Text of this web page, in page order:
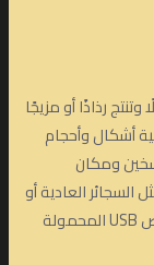
رذاذًا أو مزيجًا
أشكال وأحجام
ومكان
السجائر العادية أو
السيجار أو الغليون ويبدو بعضها مثل محركات أقراص USB المحمولة